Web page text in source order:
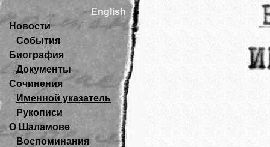
English
Новости
События
Биография
Документы
Сочинения
Именной указатель
Рукописи
О Шаламове
Воспоминания